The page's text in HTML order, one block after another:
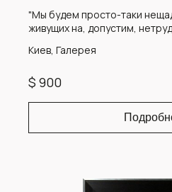
"Мы будем просто-таки
живущих на, допустим,
Киев, Галерея
$ 900